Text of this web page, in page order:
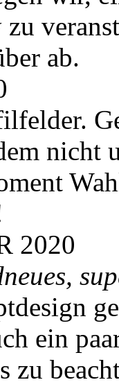
ab.
nicht
2020
ein
zu